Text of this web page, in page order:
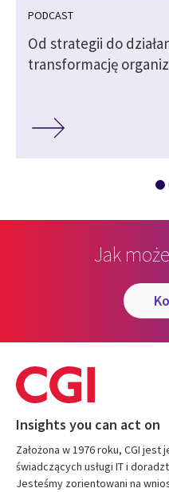
PODCAST
Od strategii do
transformację
Jak
Insights you can act on
Założona w 1976 roku, CGI
świadczących usługi IT i
Jesteśmy zorientowani na